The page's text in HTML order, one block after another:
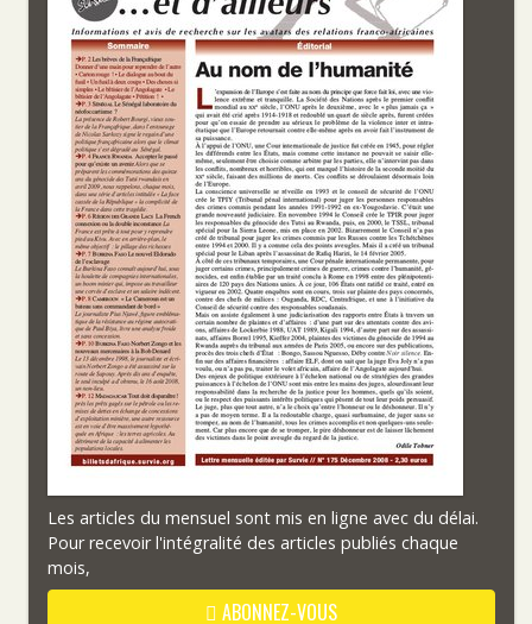
Les articles du mensuel sont mis en ligne avec du délai.
Pour recevoir l'intégralité des articles publiés chaque
mois,
ABONNEZ-VOUS